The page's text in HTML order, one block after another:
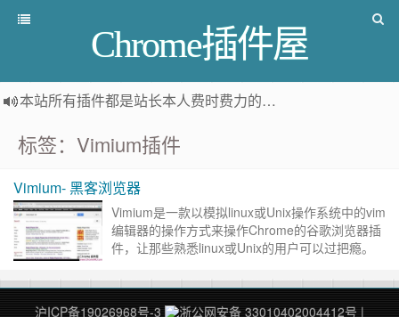
Chrome插件屋
本站所有插件都是站长本人费时费力的人工筛选推荐
标签：Vimium插件
Vimium- 黑客浏览器
Vimium是一款以模拟linux或Unix操作系统中的vim
编辑器的操作方式来操作Chrome的谷歌浏览器插
件，让那些熟悉linux或Unix的用户可以过把瘾。
沪ICP备19026968号-3 浙公网安备 33010402004412号 |